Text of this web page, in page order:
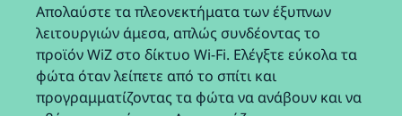
Απολαύστε τα πλεονεκτήματα των έξυπνων
λειτουργιών άμεσα, απλώς συνδέοντας το
προϊόν WiZ στο δίκτυο Wi-Fi. Ελέγξτε εύκολα τα
φώτα όταν λείπετε από το σπίτι και
προγραμματίζοντας τα φώτα να ανάβουν και να